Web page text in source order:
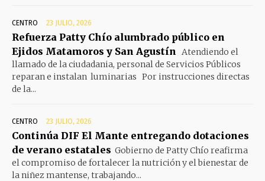
CENTRO 23 JULIO, 2026
Refuerza Patty Chío alumbrado público en
Ejidos Matamoros y San Agustín Atendiendo el
llamado de la ciudadania, personal de Servicios Públicos
reparan e instalan luminarias Por instrucciones directas
de la...
CENTRO 23 JULIO, 2026
Continúa DIF El Mante entregando dotaciones
de verano estatales Gobierno de Patty Chío reafirma
el compromiso de fortalecer la nutrición y el bienestar de
la niñez mantense, trabajando...